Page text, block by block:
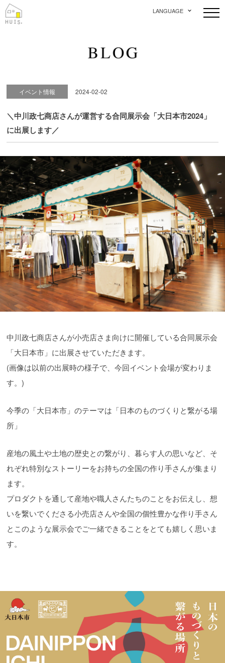
LANGUAGE
イベント情報 2024-02-02
＼中川政七商店さんが運営する合同展示会「大日本市2024」
に出展します／
中川政七商店さんが小売店さま向けに開催している合同展示会
「大日本市」に出展させていただきます。
(画像は以前の出展時の様子で、今回イベント会場が変わりま
す。)
今季の「大日本市」のテーマは「日本のものづくりと繋がる場
所」
産地の風土や土地の歴史との繋がり、暮らす人の思いなど、そ
れぞれ特別なストーリーをお持ちの全国の作り手さんが集まり
ます。
プロダクトを通して産地や職人さんたちのことをお伝えし、想
いを繋いでくださる小売店さんや全国の個性豊かな作り手さん
とこのような展示会でご一緒できることをとても嬉しく思いま
す。